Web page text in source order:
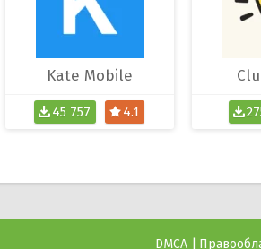
Kate Mobile
45 757 4.1
DMCA